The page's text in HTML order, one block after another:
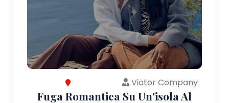
Viator Company
Fuga Romantica Su Un'isola Al